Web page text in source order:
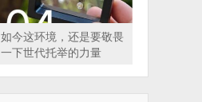
如今这环境，还是要敬畏
一下世代托举的力量